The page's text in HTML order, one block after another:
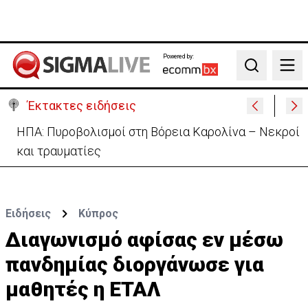
Powered by:
Search
Έκτακτες ειδήσεις
Ανασχηματισμός: Περιορισμένες αλλαγές με…
κρυφό κείμενο (ΒΙΝΤΕΟ)
Ειδήσεις Κύπρος
Διαγωνισμό αφίσας εν μέσω
πανδημίας διοργάνωσε για
μαθητές η ΕΤΑΛ